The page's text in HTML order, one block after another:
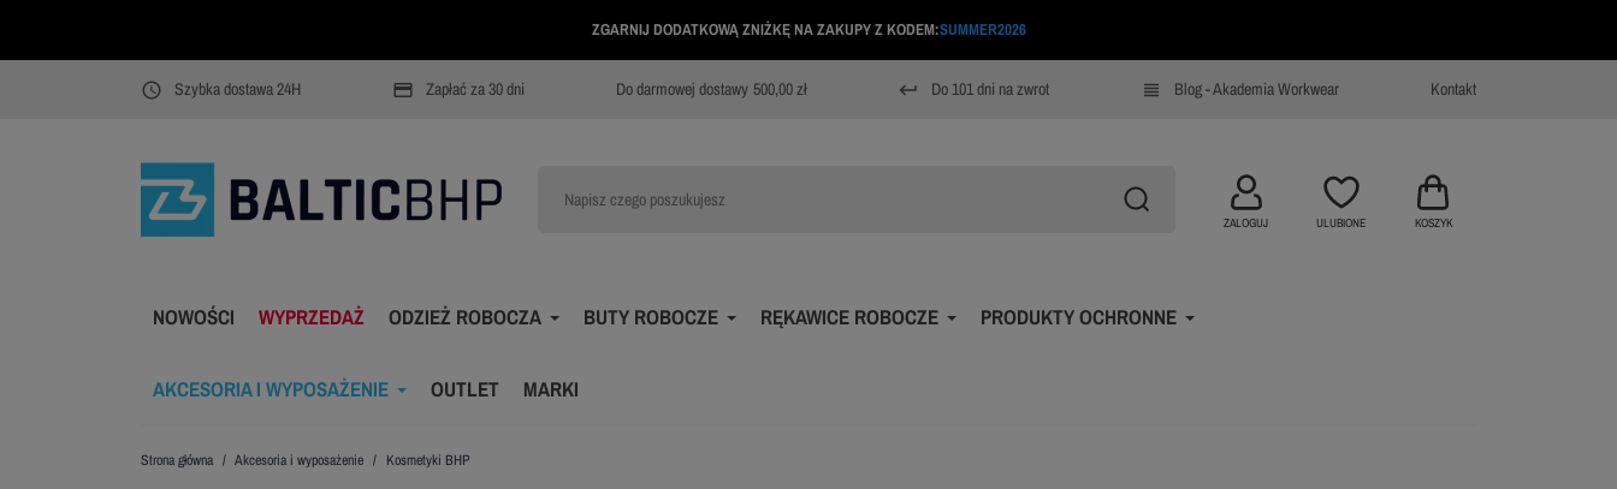
ZGARNIJ DODATKOWĄ ZNIŻKĘ NA ZAKUPY Z KODEM:SUMMER2026
access_time Szybka dostawa 24H payment Zapłać za 30 dni Do darmowej dostawy 500,00 zł keyboard_return Do 101 dni na zwrot view_headline Blog - Akademia Workwear Kontakt
ZALOGUJ ULUBIONE KOSZYK
NOWOŚCI WYPRZEDAŻ ODZIEŻ ROBOCZA BUTY ROBOCZE RĘKAWICE ROBOCZE PRODUKTY OCHRONNE
AKCESORIA I WYPOSAŻENIE OUTLET MARKI
Strona główna Akcesoria i wyposażenie Kosmetyki BHP